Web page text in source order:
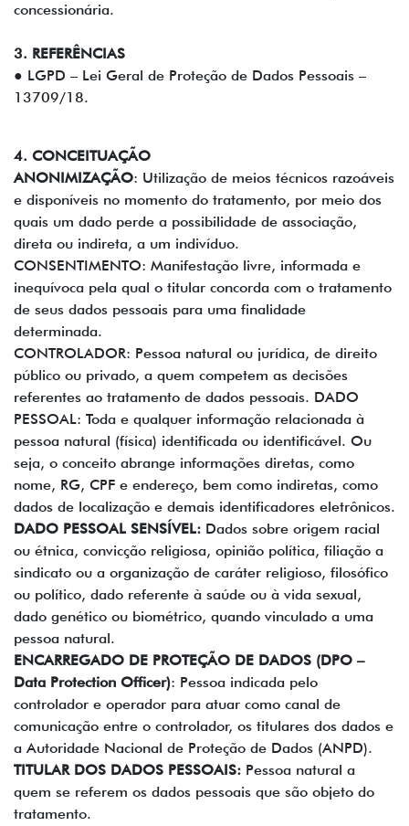
concessionária.
3. REFERÊNCIAS
● LGPD – Lei Geral de Proteção de Dados Pessoais –
13709/18.
4. CONCEITUAÇÃO
ANONIMIZAÇÃO: Utilização de meios técnicos razoáveis
e disponíveis no momento do tratamento, por meio dos
quais um dado perde a possibilidade de associação,
direta ou indireta, a um indivíduo.
CONSENTIMENTO: Manifestação livre, informada e
inequívoca pela qual o titular concorda com o tratamento
de seus dados pessoais para uma finalidade
determinada.
CONTROLADOR: Pessoa natural ou jurídica, de direito
público ou privado, a quem competem as decisões
referentes ao tratamento de dados pessoais. DADO
PESSOAL: Toda e qualquer informação relacionada à
pessoa natural (física) identificada ou identificável. Ou
seja, o conceito abrange informações diretas, como
nome, RG, CPF e endereço, bem como indiretas, como
dados de localização e demais identificadores eletrônicos.
DADO PESSOAL SENSÍVEL: Dados sobre origem racial
ou étnica, convicção religiosa, opinião política, filiação a
sindicato ou a organização de caráter religioso, filosófico
ou político, dado referente à saúde ou à vida sexual,
dado genético ou biométrico, quando vinculado a uma
pessoa natural.
ENCARREGADO DE PROTEÇÃO DE DADOS (DPO –
Data Protection Officer): Pessoa indicada pelo
controlador e operador para atuar como canal de
comunicação entre o controlador, os titulares dos dados e
a Autoridade Nacional de Proteção de Dados (ANPD).
TITULAR DOS DADOS PESSOAIS: Pessoa natural a
quem se referem os dados pessoais que são objeto do
tratamento.